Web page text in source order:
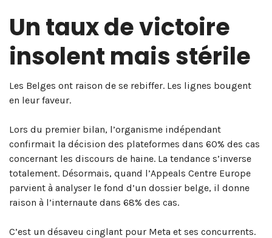
Un taux de victoire
insolent mais stérile
Les Belges ont raison de se rebiffer. Les lignes bougent
en leur faveur.
Lors du premier bilan, l’organisme indépendant
confirmait la décision des plateformes dans 60% des cas
concernant les discours de haine. La tendance s’inverse
totalement. Désormais, quand l’Appeals Centre Europe
parvient à analyser le fond d’un dossier belge, il donne
raison à l’internaute dans 68% des cas.
C’est un désaveu cinglant pour Meta et ses concurrents.